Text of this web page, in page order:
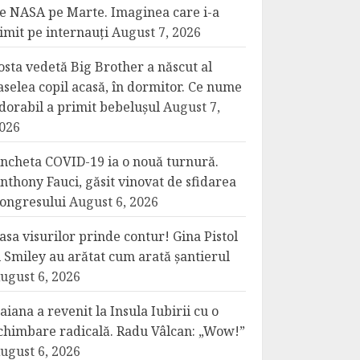
NASA pe Marte. Imaginea care i-a
pe internauțiAugust 7, 2026
vedetă Big Brother a născut al
copil acasă, în dormitor. Ce nume
a primit bebelușulAugust 7,
COVID-19 ia o nouă turnură.
Fauci, găsit vinovat de sfidarea
August 6, 2026
visurilor prinde contur! Gina Pistol
Smiley au arătat cum arată șantierul
6, 2026
a revenit la Insula Iubirii cu o
radicală. Radu Vâlcan: „Wow!”
6, 2026